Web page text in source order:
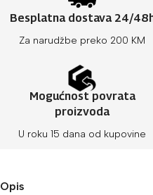
Besplatna dostava 24/
Za narudžbe preko 200 KM
Mogućnost povrata
proizvoda
U roku 15 dana od kupovine
Opis